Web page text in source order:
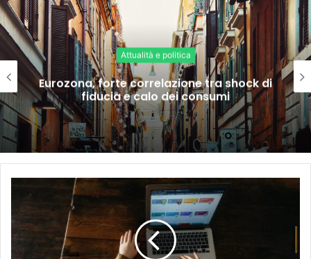
Attualità e politica
Eurozona, forte correlazione tra shock di
fiducia e calo dei consumi